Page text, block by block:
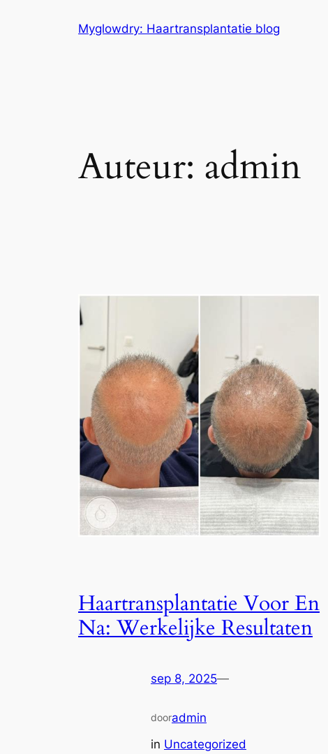
Myglowdry: Haartransplantatie blog
Auteur: admin
Haartransplantatie Voor En
Na: Werkelijke Resultaten
sep 8, 2025—
dooradmin
in Uncategorized